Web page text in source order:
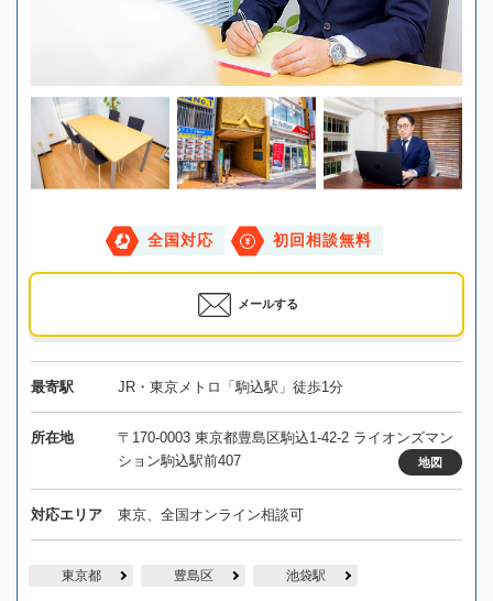
全国対応 初回相談無料
メールする
最寄駅 JR・東京メトロ「駒込駅」徒歩1分
所在地
〒170-0003 東京都豊島区駒込1-42-2 ライオンズマン
ション駒込駅前407
地図
対応エリア 東京、全国オンライン相談可
東京都 豊島区 池袋駅